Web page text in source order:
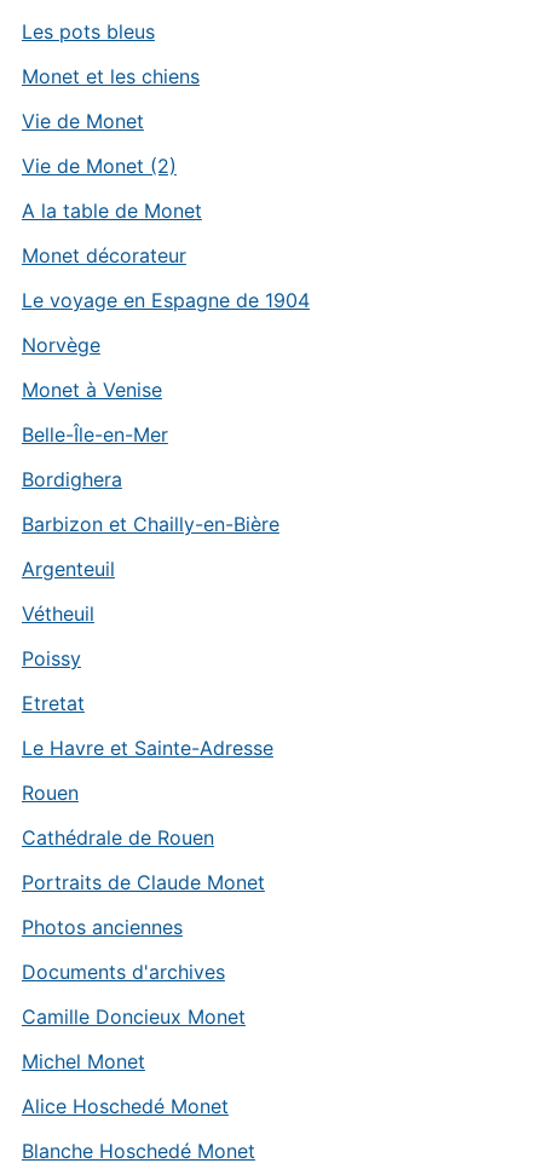
Les pots bleus
Monet et les chiens
Vie de Monet
Vie de Monet (2)
A la table de Monet
Monet décorateur
Le voyage en Espagne de 1904
Norvège
Monet à Venise
Belle-Île-en-Mer
Bordighera
Barbizon et Chailly-en-Bière
Argenteuil
Vétheuil
Poissy
Etretat
Le Havre et Sainte-Adresse
Rouen
Cathédrale de Rouen
Portraits de Claude Monet
Photos anciennes
Documents d'archives
Camille Doncieux Monet
Michel Monet
Alice Hoschedé Monet
Blanche Hoschedé Monet